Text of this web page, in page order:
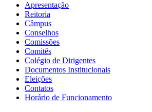
Apresentação
Reitoria
Câmpus
Conselhos
Comissões
Comitês
Colégio de Dirigentes
Documentos Institucionais
Eleições
Contatos
Horário de Funcionamento